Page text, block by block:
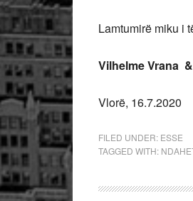
Lamtumirë miku i
Vilhelme Vrana
Vlorë, 16.7.2020
FILED UNDER: ESSE
TAGGED WITH: